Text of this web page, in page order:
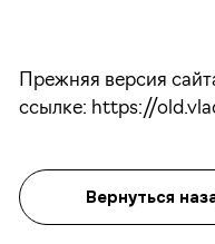
Прежняя версия
ссылке: https://
Вернуться